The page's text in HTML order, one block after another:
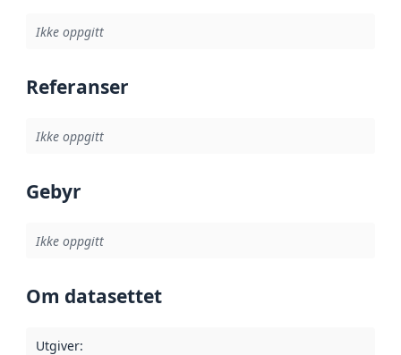
Ikke oppgitt
Referanser
Ikke oppgitt
Gebyr
Ikke oppgitt
Om datasettet
Utgiver: